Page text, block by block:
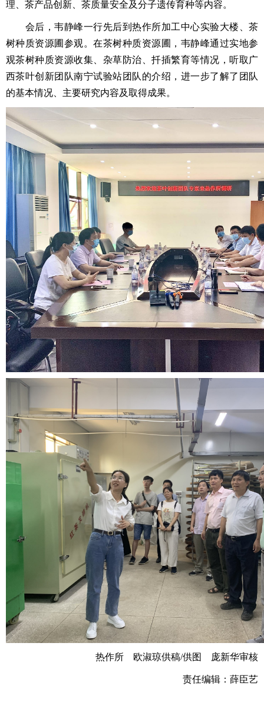
理、茶产品创新、茶质量安全及分子遗传育种等内容。
会后，韦静峰一行先后到 热作所加工中心实验大楼 、茶
树种质资源圃参观。在茶树种质资源圃，韦静峰通过实地参
观茶树种质资源收集、 杂草防治 、扦插繁育等情况，听取广
西茶叶创新团队南宁试验站团队的介绍，进一步了解了团队
的基本情况、主要研究内容及取得成果。
热作所 欧淑琼供稿/供图 庞新华审核
责任编辑：薛臣艺